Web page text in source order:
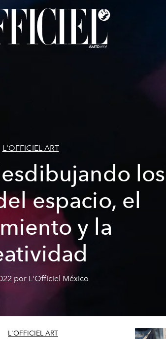
L'OFFICIEL ART
los
espacio, el
y la
por L'Officiel México
L'OFFICIEL ART